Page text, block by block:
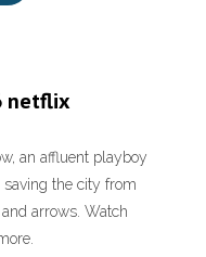
netflix
an affluent playboy
saving the city from
arrows. Watch